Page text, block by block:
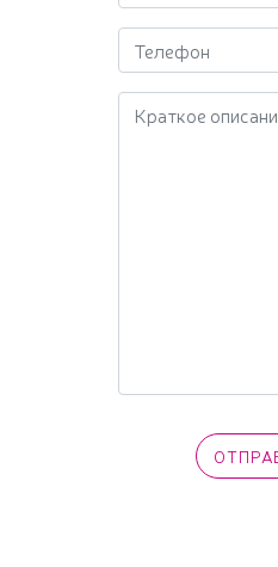
Краткое описание